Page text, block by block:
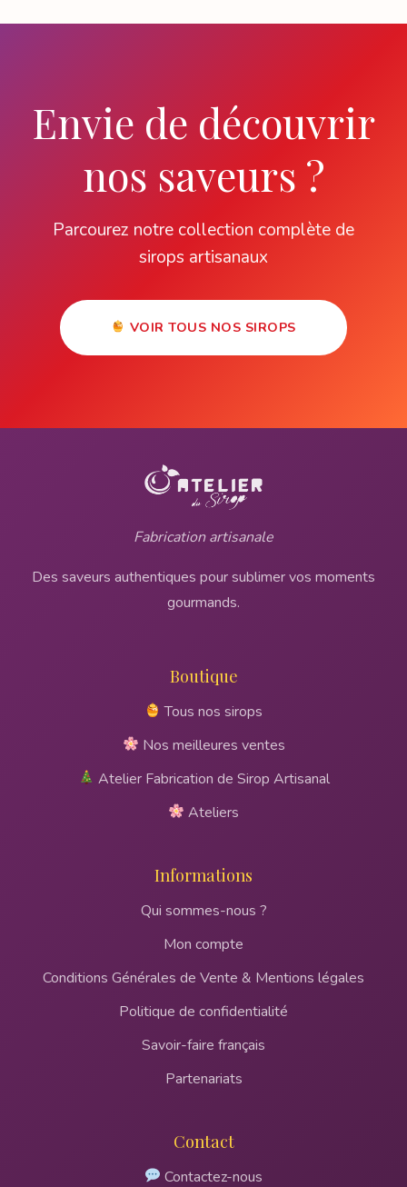
Envie de découvrir
nos saveurs ?
Parcourez notre collection complète de
sirops artisanaux
VOIR TOUS NOS SIROPS
Fabrication artisanale
Des saveurs authentiques pour sublimer vos moments
gourmands.
Boutique
Tous nos sirops
Nos meilleures ventes
Atelier Fabrication de Sirop Artisanal
Ateliers
Informations
Qui sommes-nous ?
Mon compte
Conditions Générales de Vente & Mentions légales
Politique de confidentialité
Savoir-faire français
Partenariats
Contact
Contactez-nous